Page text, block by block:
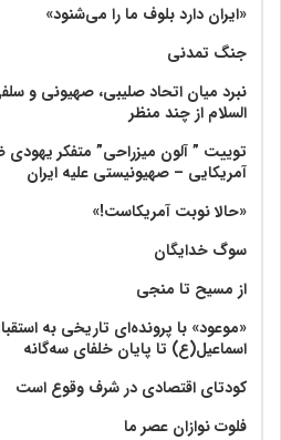
«ایران دارد بلوف ما را می‌شنود»
جنگ تمدنی
نبرد میان اتحاد صلیبی، صهیونی و
السلام از چند منظر
توییت ” آلون میزراحی” متفکر
آمریکایی – صهیونیستی علیه ایران
«حالا نوبت آمریکاست!»
سوگ خدایگان
از مسیح تا منجی
«موعود» با پرونده‌ای تاریخی به
اسماعیل(ع) تا پایان خلفای سه‌گانه
کودتای اقتصادی در شرف وقوع است
فلوت نوازان عصر ما